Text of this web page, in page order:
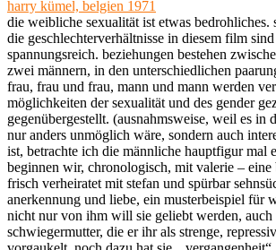
harry kümel, belgien 1971
die weibliche sexualität ist etwas bedrohliches.
die geschlechterverhältnisse in diesem film
spannungsreich. beziehungen bestehen
zwei männern, in den unterschiedlichen
frau, frau und frau, mann und mann werden
möglichkeiten der sexualität und des gender
gegenübergestellt. (ausnahmsweise, weil es in
nur anders unmöglich wäre, sondern auch
ist, betrachte ich die männliche hauptfigur mal
beginnen wir, chronologisch, mit valerie – eine
frisch verheiratet mit stefan und spürbar
anerkennung und liebe, ein musterbeispiel für
nicht nur von ihm will sie geliebt werden, auch
schwiegermutter, die er ihr als strenge,